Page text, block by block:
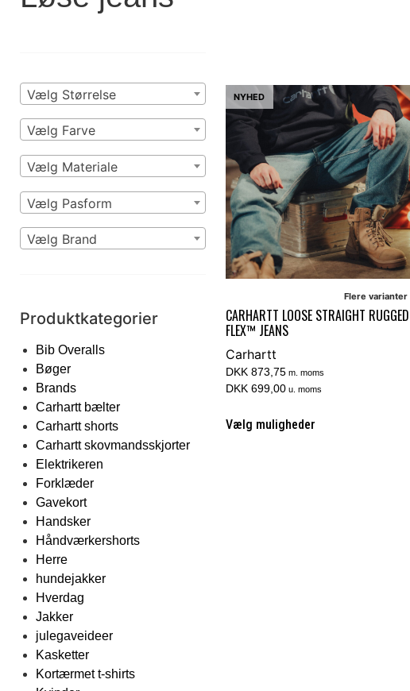
Vælg Størrelse
Vælg Farve
Vælg Materiale
Vælg Pasform
Vælg Brand
Produktkategorier
Bib Overalls
Bøger
Brands
Carhartt bælter
Carhartt shorts
Carhartt skovmandsskjorter
Elektrikeren
Forklæder
Gavekort
Handsker
Håndværkershorts
Herre
hundejakker
Hverdag
Jakker
julegaveideer
Kasketter
Kortærmet t-shirts
NYHED
Flere varianter
CARHARTT LOOSE STRAIGHT RUGGED
FLEX™ JEANS
Carhartt
DKK 873,75m. moms
DKK 699,00u. moms
Vælg muligheder